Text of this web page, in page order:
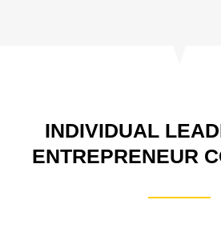
INDIVIDUAL
ENTREPRENEUR